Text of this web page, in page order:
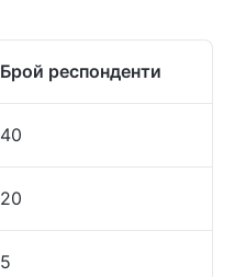
Брой респонденти
40
20
5